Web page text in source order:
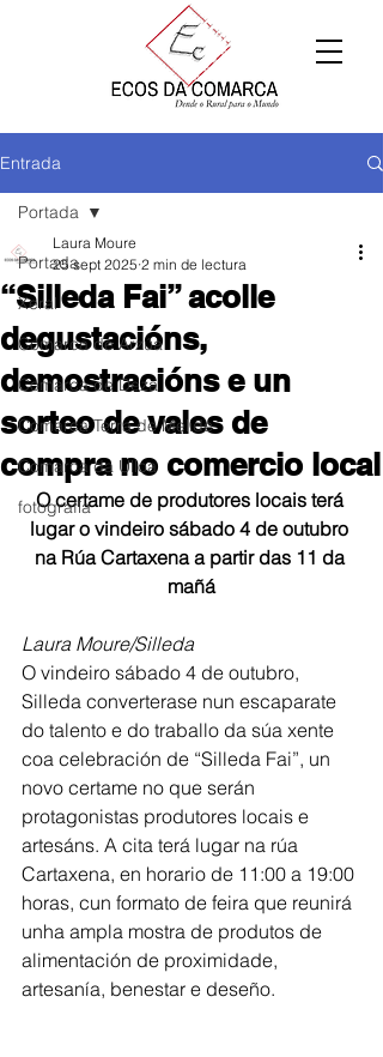
Entrada
Portada
Xeral
Comarca de Arzúa
Comarca de Deza
Comarca Terra de Melide
Comarca da Ulloa
fotografía
Portada
“Silleda Fai” acolle
degustacións,
demostracións e un
sorteo de vales de
compra no comercio local
Laura Moure
25 sept 2025 2 min de lectura
O certame de produtores locais terá
lugar o vindeiro sábado 4 de outubro
na Rúa Cartaxena a partir das 11 da
mañá
Laura Moure/Silleda
O vindeiro sábado 4 de outubro,
Silleda converterase nun escaparate
do talento e do traballo da súa xente
coa celebración de “Silleda Fai”, un
novo certame no que serán
protagonistas produtores locais e
artesáns. A cita terá lugar na rúa
Cartaxena, en horario de 11:00 a 19:00
horas, cun formato de feira que reunirá
unha ampla mostra de produtos de
alimentación de proximidade,
artesanía, benestar e deseño.